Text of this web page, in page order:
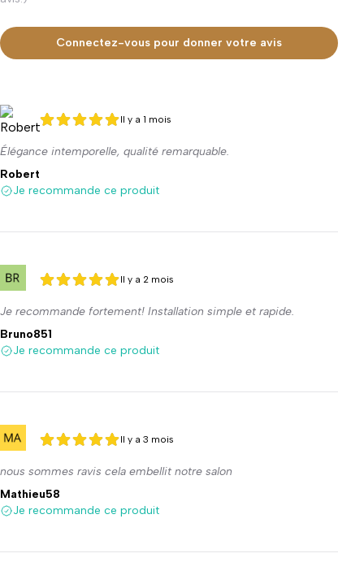
Connectez-vous pour donner votre avis
5 sur 5
5 sur 5
Il y a 1 mois
Élégance intemporelle, qualité remarquable.
Robert
Je recommande ce produit
5 sur 5
5 sur 5
Il y a 2 mois
Je recommande fortement! Installation simple et rapide.
Bruno851
Je recommande ce produit
5 sur 5
5 sur 5
Il y a 3 mois
nous sommes ravis cela embellit notre salon
Mathieu58
Je recommande ce produit